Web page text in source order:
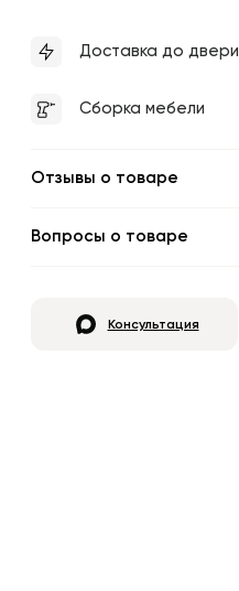
Доставка до двери
Сборка мебели
Отзывы о товаре
Вопросы о товаре
Консультация